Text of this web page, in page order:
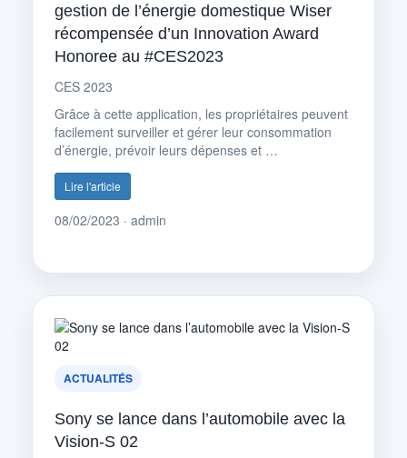
gestion de l’énergie domestique Wiser
récompensée d’un Innovation Award
Honoree au #CES2023
CES 2023
Grâce à cette application, les propriétaires peuvent
facilement surveiller et gérer leur consommation
d’énergie, prévoir leurs dépenses et …
Lire l'article
08/02/2023 · admin
ACTUALITÉS
Sony se lance dans l’automobile avec la
Vision-S 02